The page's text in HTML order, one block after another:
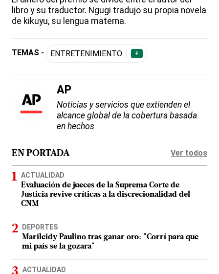
libro y su traductor. Ngugi tradujo su propia novela
de kikuyu, su lengua materna.
TEMAS - ENTRETENIMIENTO +
AP
Noticias y servicios que extienden el
alcance global de la cobertura basada
en hechos
EN PORTADA Ver todos
ACTUALIDAD
Evaluación de jueces de la Suprema Corte de
Justicia revive críticas a la discrecionalidad del
CNM
DEPORTES
Marileidy Paulino tras ganar oro: "Corrí para que
mi país se la gozara"
ACTUALIDAD